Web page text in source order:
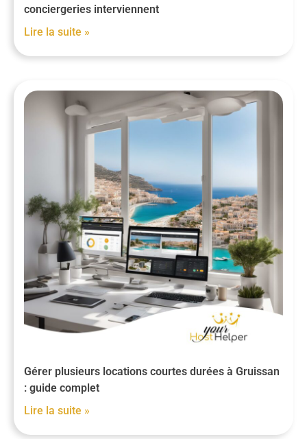
conciergeries interviennent
Lire la suite »
Gérer plusieurs locations courtes durées à Gruissan
: guide complet
Lire la suite »